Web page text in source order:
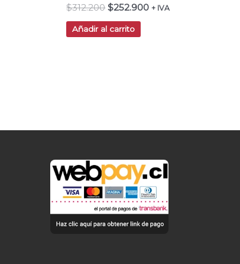
$312.200 $252.900 + IVA
Añadir al carrito